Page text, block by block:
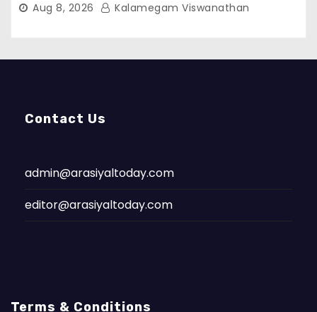
Aug 8, 2026 Kalamegam Viswanathan
Contact Us
admin@arasiyaltoday.com
editor@arasiyaltoday.com
Terms & Conditions